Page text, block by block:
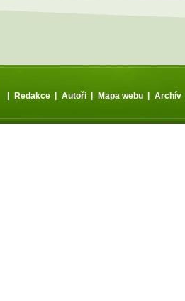
| Redakce | Autoři | Mapa webu | Archív